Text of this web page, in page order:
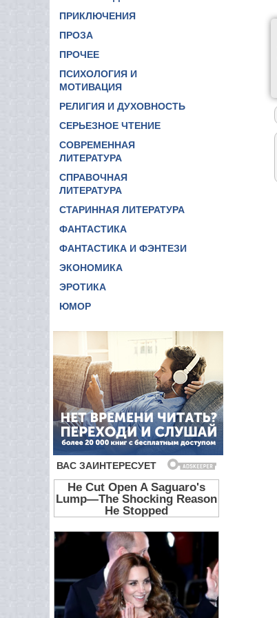
ПРИКЛЮЧЕНИЯ
ПРОЗА
ПРОЧЕЕ
ПСИХОЛОГИЯ И
МОТИВАЦИЯ
РЕЛИГИЯ И ДУХОВНОСТЬ
СЕРЬЕЗНОЕ ЧТЕНИЕ
СОВРЕМЕННАЯ
ЛИТЕРАТУРА
СПРАВОЧНАЯ
ЛИТЕРАТУРА
СТАРИННАЯ ЛИТЕРАТУРА
ФАНТАСТИКА
ФАНТАСТИКА И ФЭНТЕЗИ
ЭКОНОМИКА
ЭРОТИКА
ЮМОР